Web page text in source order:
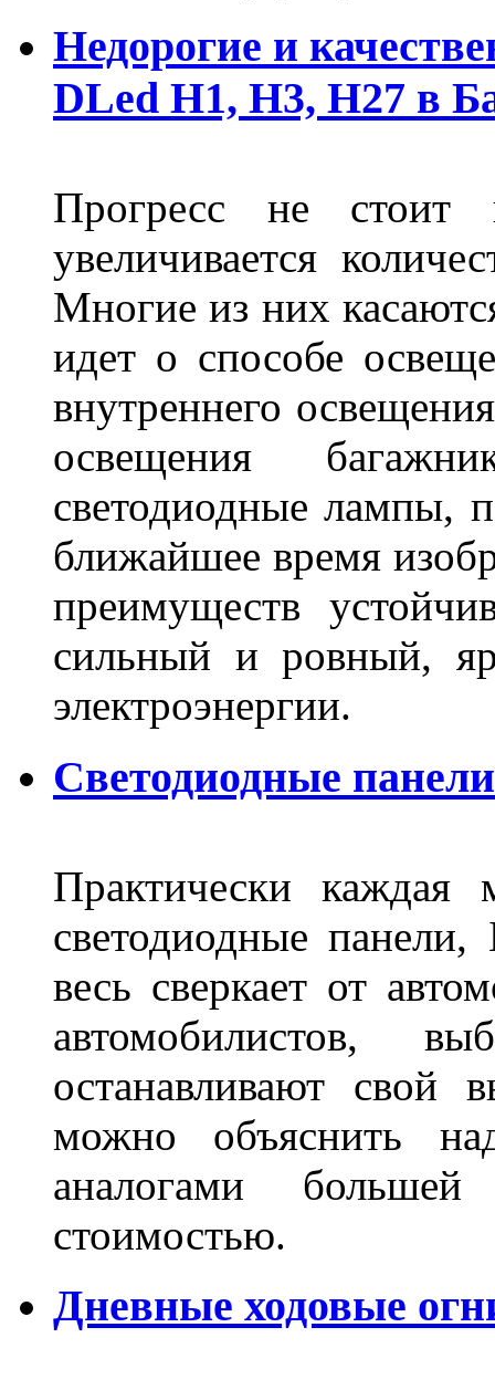
Недорогие и
DLed Н1, Н3, Н27 в
Прогресс не
увеличивается
Многие из них
идет о способе
внутреннего
освещения
светодиодные лампы,
ближайшее время
преимуществ
сильный и ровный,
электроэнергии.
Светодиодные
Практически каждая
светодиодные
весь сверкает от
автомобилистов,
останавливают
можно объяснить
аналогами
стоимостью.
Дневные ходовые